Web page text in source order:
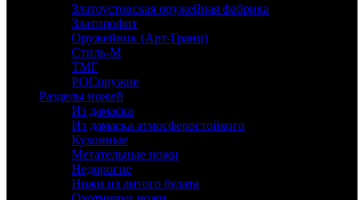
Златоустовская оружейная фабрика
Златпрофит
Оружейник (Арт-Грани)
Стиль-М
ТМГ
РОСоружие
Разделы ножей
Из дамаска
Из дамаска атмосферостойкого
Кухонные
Метательные ножи
Недорогие
Ножи из литого булата